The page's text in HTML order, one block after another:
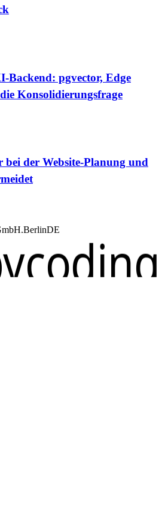
Backend: pgvector, Edge
Konsolidierungsfrage
bei der Website-Planung und
BerlinDE